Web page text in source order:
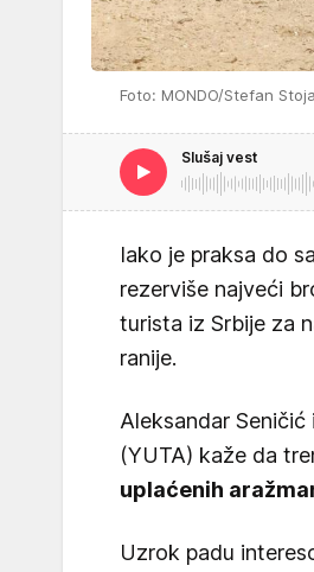
Foto: MONDO/Stefan
Slušaj vest
Iako je praksa do
rezerviše najveći
turista iz Srbije za
ranije.
Aleksandar
(YUTA) kaže da
uplaćenih
Uzrok padu